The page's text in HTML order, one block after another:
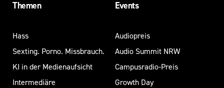
Themen
Hass
Sexting. Porno. Missbrauch.
KI in der Medienaufsicht
Intermediäre
Events
Audiopreis
Audio Summit NRW
Campusradio-Preis
Growth Day